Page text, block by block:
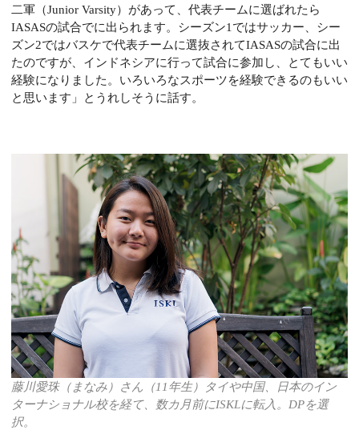
二軍（Junior Varsity）があって、代表チームに選ばれたら
IASASの試合でに出られます。シーズン1ではサッカー、シー
ズン2ではバスケで代表チームに選抜されてIASASの試合に出
たのですが、インドネシアに行って試合に参加し、とてもいい
経験になりました。いろいろなスポーツを経験できるのもいい
と思います」とうれしそうに話す。
藤川愛珠（まなみ）さん（11年生）タイや中国、日本のイン
ターナショナル校を経て、数カ月前にISKLに転入。DPを選
択。